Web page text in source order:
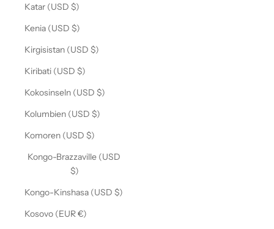
Katar (USD $)
Kenia (USD $)
Kirgisistan (USD $)
Kiribati (USD $)
Kokosinseln (USD $)
Kolumbien (USD $)
Komoren (USD $)
Kongo-Brazzaville (USD
$)
Kongo-Kinshasa (USD $)
Kosovo (EUR €)